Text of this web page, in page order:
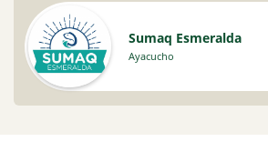
Sumaq Esmeralda
Ayacucho